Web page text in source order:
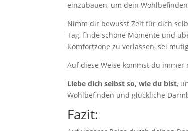
einzubauen, um dein
Nimm dir bewusst Zeit für dich
Tag, finde schöne Momente und
Komfortzone zu verlassen, sei
Auf diese Weise kommst du
Liebe dich selbst so, wie du bist,
Wohlbefinden und glückliche
Fazit: